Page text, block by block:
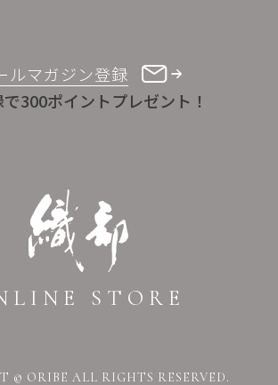
STORE
ルマガジン登録
300ポイントプレゼント！
© ORIBE ALL RIGHTS RESERVED.